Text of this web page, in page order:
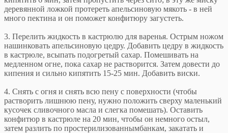
деревянной ложкой протереть апельсиновую мякоть - в ней
много пектина и он поможет конфитюру загустеть.
3. Перелить жидкость в кастрюлю для варенья. Острым ножом
нашинковать апельсиновую цедру. Добавить цедру в жидкость
в кастрюле, всыпать подогретый сахар. Помешивать на
медленном огне, пока сахар не растворится. Затем довести до
кипения и сильно кипятить 15-25 мин. Добавить виски.
4. Снять с огня и снять всю пену с поверхности (чтобы
растворить лишнюю пену, нужно положить сверху маленький
кусочек сливочного масла и слегка помешать). Оставить
конфитюр в кастрюле на 20 мин, чтобы он немного остыл,
затем разлить по простерилизованнымбанкам, закатать и